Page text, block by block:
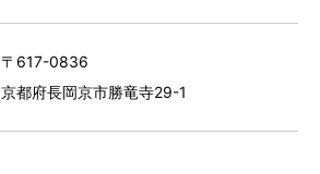
〒617-0836
京都府長岡京市勝竜寺29-1